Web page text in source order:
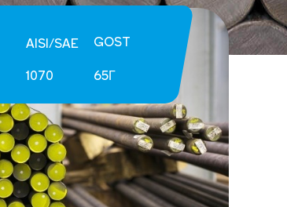
AISI/SAE
1070
GOST
65Г